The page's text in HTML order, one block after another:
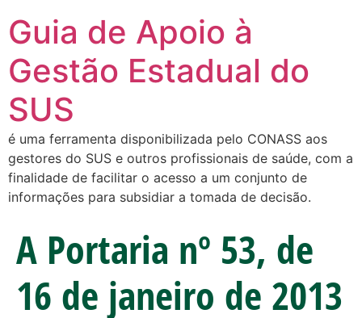
Guia de Apoio à
Gestão Estadual do
SUS
é uma ferramenta disponibilizada pelo CONASS aos
gestores do SUS e outros profissionais de saúde, com a
finalidade de facilitar o acesso a um conjunto de
informações para subsidiar a tomada de decisão.
A Portaria nº 53, de
16 de janeiro de 2013